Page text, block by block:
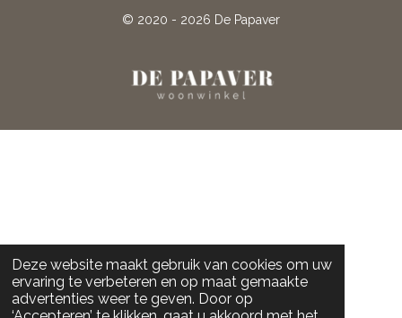
Deze website maakt gebruik van cookies om uw
ervaring te verbeteren en op maat gemaakte
advertenties weer te geven. Door op
K
A
© 2020 - 2026 De Papaver